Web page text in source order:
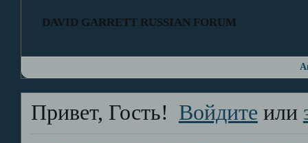
DAVID GARRETT RUSSIAN FORUM
Привет, Гость! Войдите или